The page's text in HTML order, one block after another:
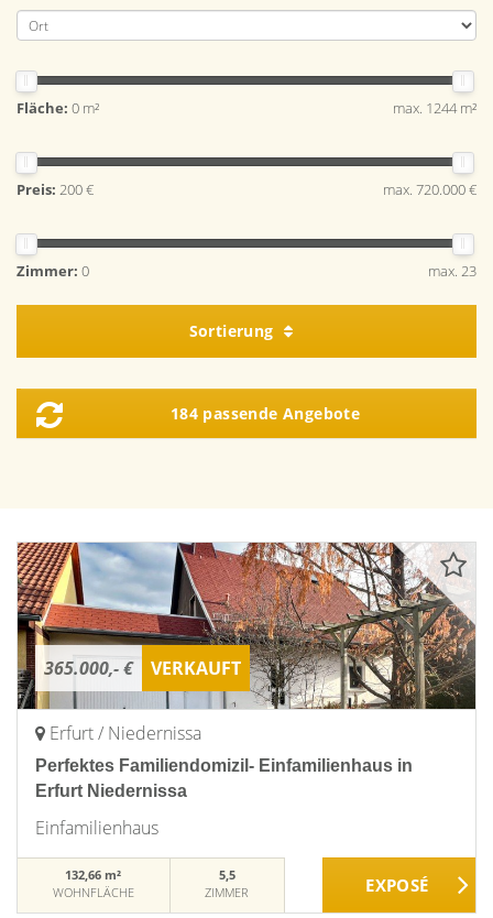
Fläche: 0 m² max. 1244 m²
Preis: 200 € max. 720.000 €
Zimmer: 0 max. 23
Sortierung
184 passende Angebote
365.000,- € VERKAUFT
Erfurt / Niedernissa
Perfektes Familiendomizil- Einfamilienhaus in
Erfurt Niedernissa
Einfamilienhaus
132,66 m²
WOHNFLÄCHE
5,5
ZIMMER